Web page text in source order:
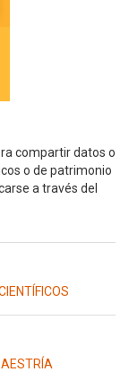
compartir datos o
o de patrimonio
a través del